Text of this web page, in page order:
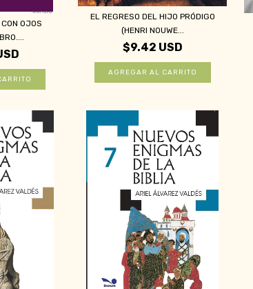
OJOS
EL REGRESO DEL HIJO PRÓDIGO
(HENRI NOUWE...
$9.42 USD